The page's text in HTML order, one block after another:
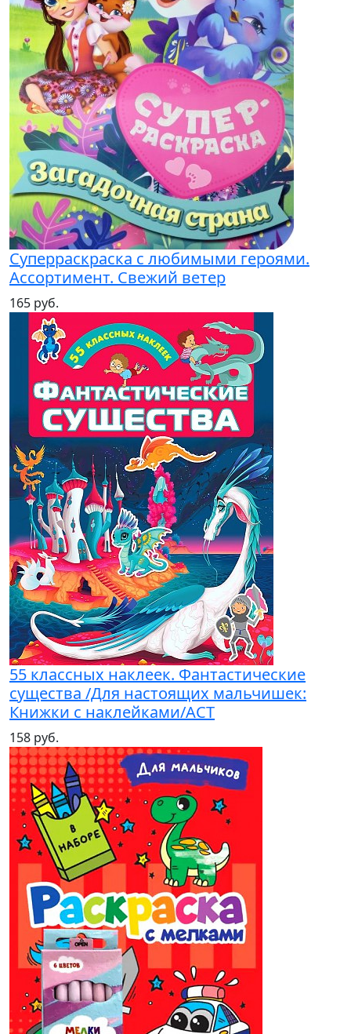
Суперраскраска с любимыми героями.
Ассортимент. Свежий ветер
165 руб.
55 классных наклеек. Фантастические
существа /Для настоящих мальчишек:
Книжки с наклейками/АСТ
158 руб.